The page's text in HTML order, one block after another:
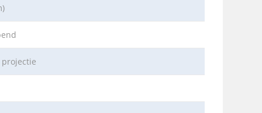
projectie